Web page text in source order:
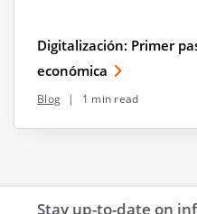
Digitalización: Primer
económica
Blog | 1 min read
Stay up-to-date on